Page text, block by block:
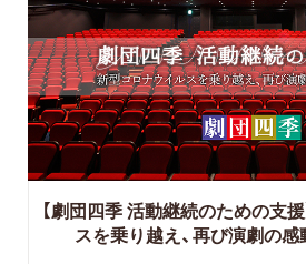
【劇団四季 活動継続のための支
スを乗り越え、再び演劇の